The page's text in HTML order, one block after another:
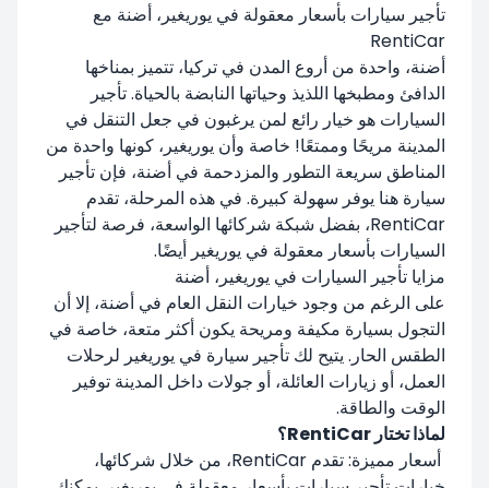
تأجير سيارات بأسعار معقولة في يوريغير، أضنة مع
RentiCar
أضنة، واحدة من أروع المدن في تركيا، تتميز بمناخها
الدافئ ومطبخها اللذيذ وحياتها النابضة بالحياة. تأجير
السيارات هو خيار رائع لمن يرغبون في جعل التنقل في
المدينة مريحًا وممتعًا! خاصة وأن يوريغير، كونها واحدة من
المناطق سريعة التطور والمزدحمة في أضنة، فإن تأجير
سيارة هنا يوفر سهولة كبيرة. في هذه المرحلة، تقدم
RentiCar، بفضل شبكة شركائها الواسعة، فرصة لتأجير
السيارات بأسعار معقولة في يوريغير أيضًا.
مزايا تأجير السيارات في يوريغير، أضنة
على الرغم من وجود خيارات النقل العام في أضنة، إلا أن
التجول بسيارة مكيفة ومريحة يكون أكثر متعة، خاصة في
الطقس الحار. يتيح لك تأجير سيارة في يوريغير لرحلات
العمل، أو زيارات العائلة، أو جولات داخل المدينة توفير
الوقت والطاقة.
لماذا تختار RentiCar؟
أسعار مميزة: تقدم RentiCar، من خلال شركائها،